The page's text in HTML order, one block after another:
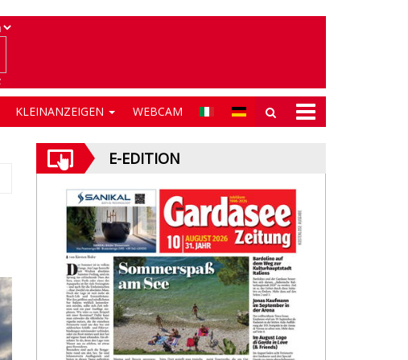
KLEINANZEIGEN WEBCAM
E-EDITION